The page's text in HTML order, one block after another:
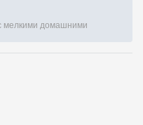
мелкими домашними